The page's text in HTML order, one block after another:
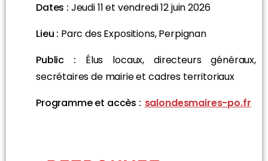
Dates : Jeudi 11 et vendredi 12 juin 2026
Lieu : Parc des Expositions, Perpignan
Public : Élus locaux, directeurs généraux,
secrétaires de mairie et cadres territoriaux
Programme et accès : salondesmaires-po.fr